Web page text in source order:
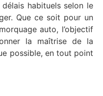
habituels selon le
Que ce soit pour un
auto, l’objectif
la maîtrise de la
possible, en tout point